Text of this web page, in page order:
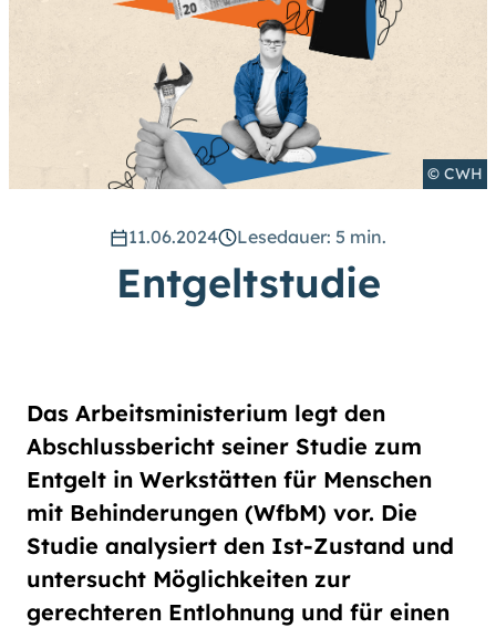
Suche
Suchen
Suche schließen
Hilfen
Für Menschen mit Sehschwäche
besteht hier die Möglichkeit, den
Kontrast stärker einzustellen.
(Klicken Sie dazu beiKontrastauf
hoch.) Für eine bessere Lesbarkeit
vergrößern. (Einfach bei
Schriftgröße
das Feld groß
anwählen.)
Leichte Sprache
Gebärdensprache (DGS)
Animationen
an
aus
© CWH
11.06.2024 Lesedauer: 5 min.
Entgeltstudie
Das Arbeitsministerium legt den
Abschlussbericht seiner Studie zum
Entgelt in Werkstätten für Menschen
mit Behinderungen (WfbM) vor. Die
Studie analysiert den Ist-Zustand und
untersucht Möglichkeiten zur
gerechteren Entlohnung und für einen